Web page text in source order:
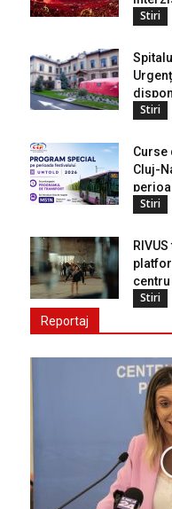
Stiri
Stiri
Curse
Cluj-
Stiri
Stiri
Reportaj